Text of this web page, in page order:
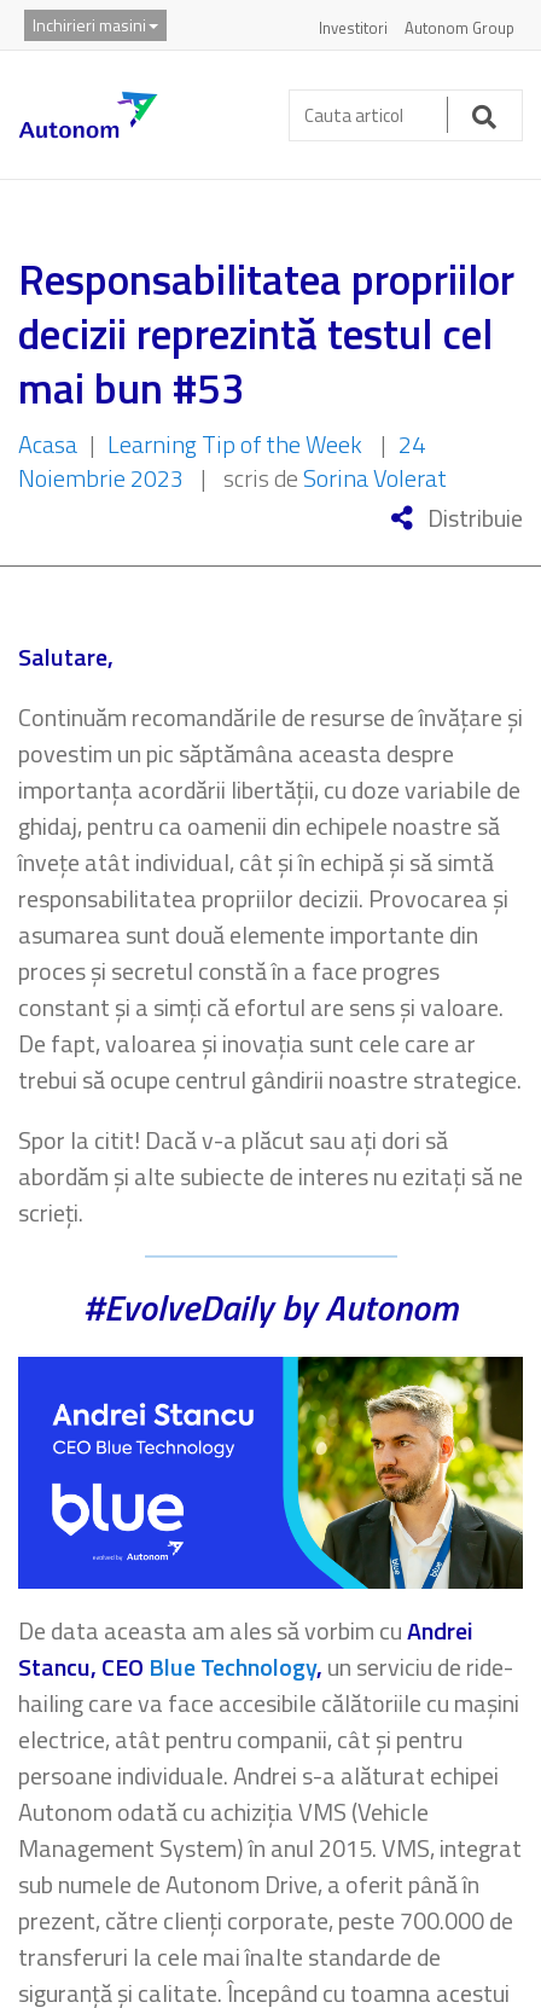
Inchirieri masini Investitori Autonom Group
Cauta
articol:
Responsabilitatea propriilor
decizii reprezintă testul cel
mai bun #53
Acasa | Learning Tip of the Week | 24
Noiembrie 2023 | scris deSorina Volerat
Distribuie
Salutare,
Continuăm recomandările de resurse de învățare și
povestim un pic săptămâna aceasta despre
importanța acordării libertății, cu doze variabile de
ghidaj, pentru ca oamenii din echipele noastre să
învețe atât individual, cât și în echipă și să simtă
responsabilitatea propriilor decizii. Provocarea și
asumarea sunt două elemente importante din
proces și secretul constă în a face progres
constant și a simți că efortul are sens și valoare.
De fapt, valoarea și inovația sunt cele care ar
trebui să ocupe centrul gândirii noastre strategice.
Spor la citit! Dacă v-a plăcut sau ați dori să
abordăm și alte subiecte de interes nu ezitați să ne
scrieți.
#EvolveDaily by Autonom
De data aceasta am ales să vorbim cuAndrei
Stancu, CEO Blue Technology,un serviciu de ride-
hailing care va face accesibile călătoriile cu mașini
electrice, atât pentru companii, cât și pentru
persoane individuale. Andrei s-a alăturat echipei
Autonom odată cu achiziția VMS (Vehicle
Management System) în anul 2015. VMS, integrat
sub numele de Autonom Drive, a oferit până în
prezent, către clienți corporate, peste 700.000 de
transferuri la cele mai înalte standarde de
siguranță și calitate. Începând cu toamna acestui